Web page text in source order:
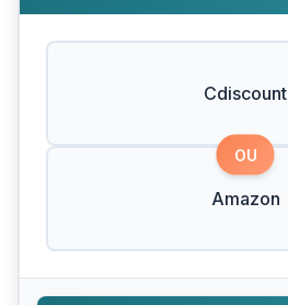
Cdiscount
OU
Amazon